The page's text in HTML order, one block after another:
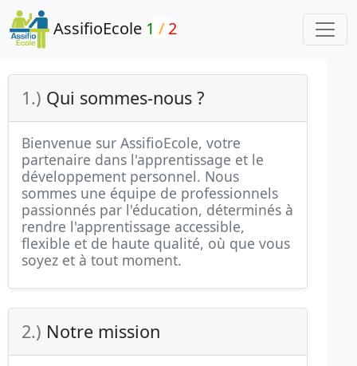
AssifioEcole 1 / 2
1.) Qui sommes-nous ?
Bienvenue sur AssifioEcole, votre
partenaire dans l'apprentissage et le
développement personnel. Nous
sommes une équipe de professionnels
passionnés par l'éducation, déterminés à
rendre l'apprentissage accessible,
flexible et de haute qualité, où que vous
soyez et à tout moment.
2.) Notre mission